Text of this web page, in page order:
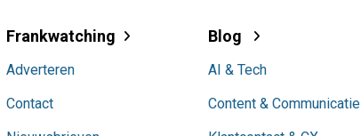
Frankwatching
Adverteren
Contact
Blog
AI & Tech
Content & Communicatie